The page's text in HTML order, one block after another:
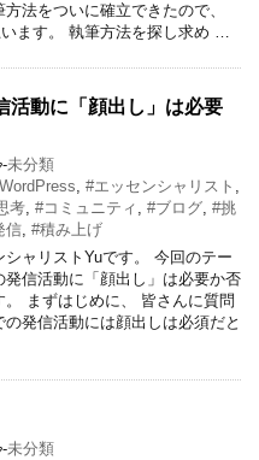
法をついに確立できたので、
ます。 執筆方法を探し求め …
活動に「顔出し」は必要
-未分類
, #エッセンシャリスト ,
考, #コミュニティ , #ブログ, #挑
信, #積み上げ
シャリストYuです。 今回のテー
発信活動に「顔出し」は必要か否
まずはじめに、 皆さんに質問
発信活動には顔出しは必須だと
-未分類